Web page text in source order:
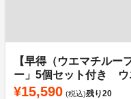
【早得（ウエマチルー
ー」5個セット付き
¥15,590 (税込)残り20